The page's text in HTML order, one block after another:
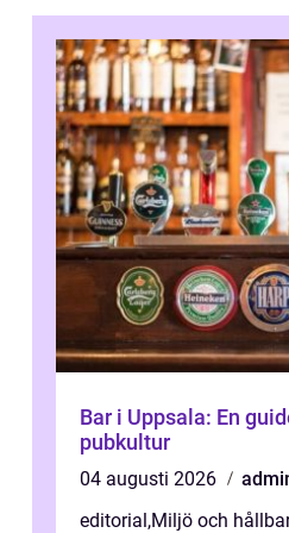
Bar i Uppsala: En
pubkultur
04 augusti 2026
editorial,Miljö och